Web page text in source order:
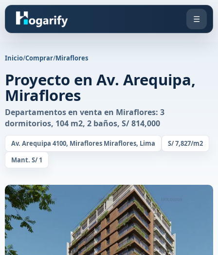
☰
Inicio/Comprar/Miraflores
Proyecto en Av. Arequipa,
Miraflores
Departamentos en venta en Miraflores: 3
dormitorios, 104 m2, 2 baños, S/ 814,000
Av. Arequipa 4100, Miraflores Miraflores, Lima
S/ 7,827/m2
Mant. S/ 1